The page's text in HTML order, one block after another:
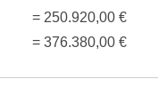
= 250.920,00 €
= 376.380,00 €